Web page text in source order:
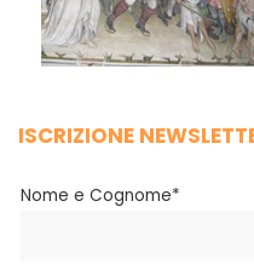
ISCRIZIONE
Nome e Cognome*